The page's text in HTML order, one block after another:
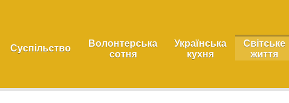
Суспільство Волонтерська
сотня
Українська
кухня
Світське
життя